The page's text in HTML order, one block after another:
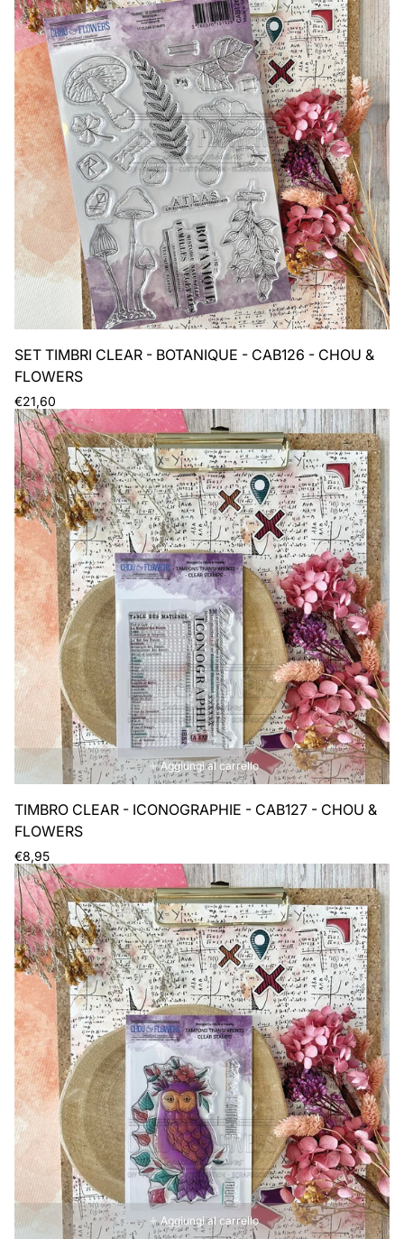
SET TIMBRI CLEAR - BOTANIQUE - CAB126 - CHOU &
FLOWERS
Prezzo
normale
€21,60
Aggiungi al carrello
TIMBRO CLEAR - ICONOGRAPHIE - CAB127 - CHOU &
FLOWERS
Prezzo
normale
€8,95
Aggiungi al carrello